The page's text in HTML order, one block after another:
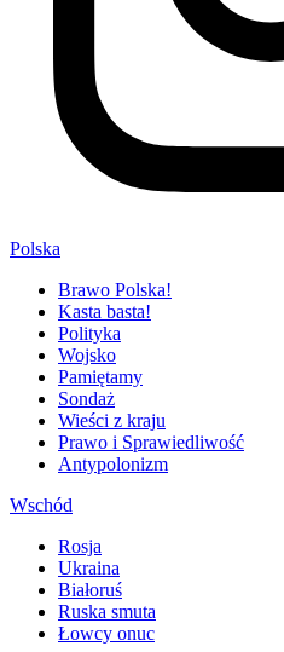
Polska
Brawo Polska!
Kasta basta!
Polityka
Wojsko
Pamiętamy
Sondaż
Wieści z kraju
Prawo i Sprawiedliwość
Antypolonizm
Wschód
Rosja
Ukraina
Białoruś
Ruska smuta
Łowcy onuc